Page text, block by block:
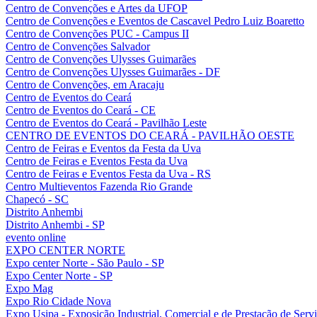
Centro de Convenções e Artes da UFOP
Centro de Convenções e Eventos de Cascavel Pedro Luiz Boaretto
Centro de Convenções PUC - Campus II
Centro de Convenções Salvador
Centro de Convenções Ulysses Guimarães
Centro de Convenções Ulysses Guimarães - DF
Centro de Convenções, em Aracaju
Centro de Eventos do Ceará
Centro de Eventos do Ceará - CE
Centro de Eventos do Ceará - Pavilhão Leste
CENTRO DE EVENTOS DO CEARÁ - PAVILHÃO OESTE
Centro de Feiras e Eventos da Festa da Uva
Centro de Feiras e Eventos Festa da Uva
Centro de Feiras e Eventos Festa da Uva - RS
Centro Multieventos Fazenda Rio Grande
Chapecó - SC
Distrito Anhembi
Distrito Anhembi - SP
evento online
EXPO CENTER NORTE
Expo center Norte - São Paulo - SP
Expo Center Norte - SP
Expo Mag
Expo Rio Cidade Nova
Expo Usipa - Exposição Industrial, Comercial e de Prestação de